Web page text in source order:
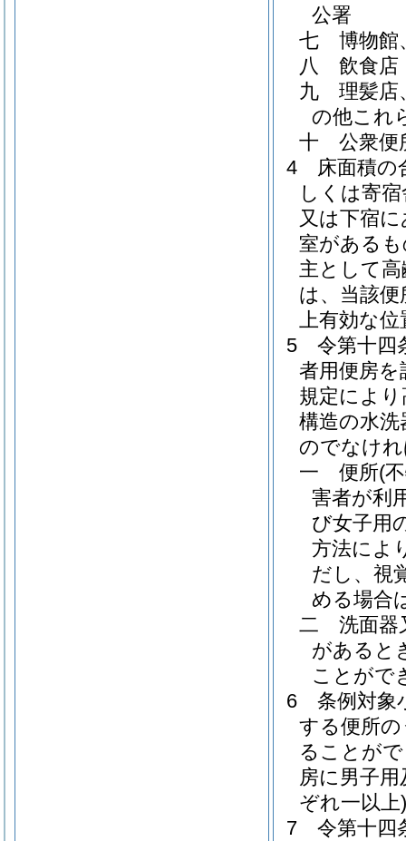
公署
七
博物館
八
飲食店
九
理髪店
の他これ
十
公衆便
4
床面積の
しくは寄宿
又は下宿
室がある
主として
は、当該
上有効な
5
令第十四
者用便房
規定によ
構造の水
のでなけ
一
便所(
害者が利
び女子用
方法によ
だし、視
める場合
二
洗面器
があると
ことがで
6
条例対象
する便所
ることが
房に男子
ぞれ一以上)
7
令第十四